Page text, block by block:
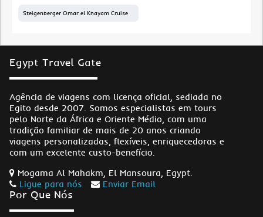
Steigenberger Omar el Khayam Cruise
Egypt Travel Gate
Agência de viagens com licença oficial, sediada no
Egito desde 2007. Somos especialistas em tours
pelo Norte da África e Oriente Médio, com uma
tradição familiar de mais de 20 anos criando
viagens personalizadas, flexíveis, enriquecedoras e
com um excelente custo-benefício.
Mogama Al Mahakm, El Mansoura, Egypt.
Ligue para nós
Enviar Email
Por Que Nós